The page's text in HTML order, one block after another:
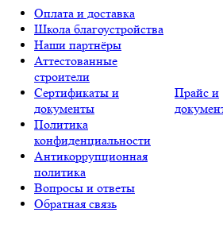
Оплата и доставка
Школа благоустройства
Наши партнёры
Аттестованные
строители
Сертификаты и
документы
Политика
конфиденциальности
Антикоррупционная
политика
Вопросы и ответы
Обратная связь
Прайс и